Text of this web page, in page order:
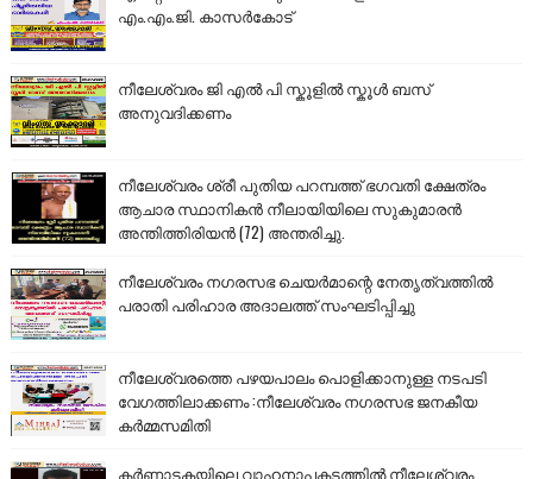
എം.എം.ജി. കാസർകോട്
നീലേശ്വരം ജി എൽ പി സ്കൂളിൽ സ്കൂൾ ബസ്
അനുവദിക്കണം
നീലേശ്വരം ശ്രീ പുതിയ പറമ്പത്ത് ഭഗവതി ക്ഷേത്രം
ആചാര സ്ഥാനികൻ നീലായിയിലെ സുകുമാരൻ
അന്തിത്തിരിയൻ (72) അന്തരിച്ചു.
നീലേശ്വരം നഗരസഭ ചെയർമാന്റെ നേതൃത്വത്തിൽ
പരാതി പരിഹാര അദാലത്ത് സംഘടിപ്പിച്ചു
നീലേശ്വരത്തെ പഴയപാലം പൊളിക്കാനുള്ള നടപടി
വേഗത്തിലാക്കണം :നീലേശ്വരം നഗരസഭ ജനകീയ
കർമ്മസമിതി
കർണാടകയിലെ വാഹനാപകടത്തിൽ നീലേശ്വരം